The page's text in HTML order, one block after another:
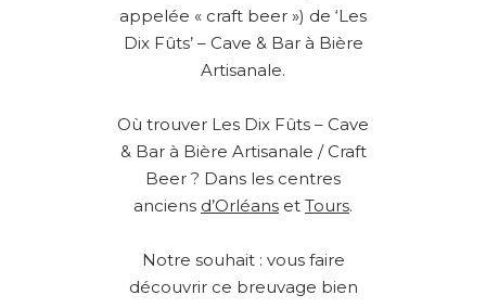
appelée « craft beer ») de ‘Les
Dix Fûts’ – Cave & Bar à Bière
Artisanale.
Où trouver Les Dix Fûts – Cave
& Bar à Bière Artisanale / Craft
Beer ? Dans les centres
anciens d’Orléans et Tours.
Notre souhait : vous faire
découvrir ce breuvage bien